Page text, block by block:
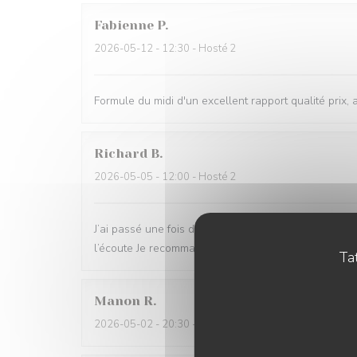
Fabienne P
2026-05-12 - 12:30 - Hosté 2
Formule du midi d'un excellent rapport qualité
Richard B
2026-05-05 - 12:00 - Hosté 2
J’ai passé une fois de plus un voyage culinaire ,
l’écoute Je recommande vivement
Manon R
2026-05-02 - 20:30 - Hosté 2